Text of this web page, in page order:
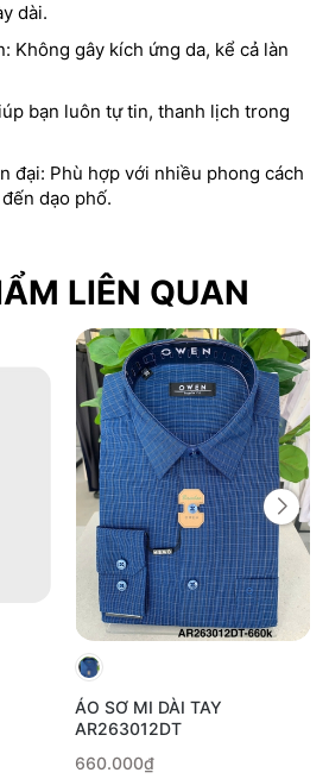
dài.
Không gây kích ứng da, kể cả làn
bạn luôn tự tin, thanh lịch trong
đại: Phù hợp với nhiều phong cách
dạo phố.
LIÊN QUAN
ÁO SƠ MI DÀI TAY
AR263012DT
660.000₫